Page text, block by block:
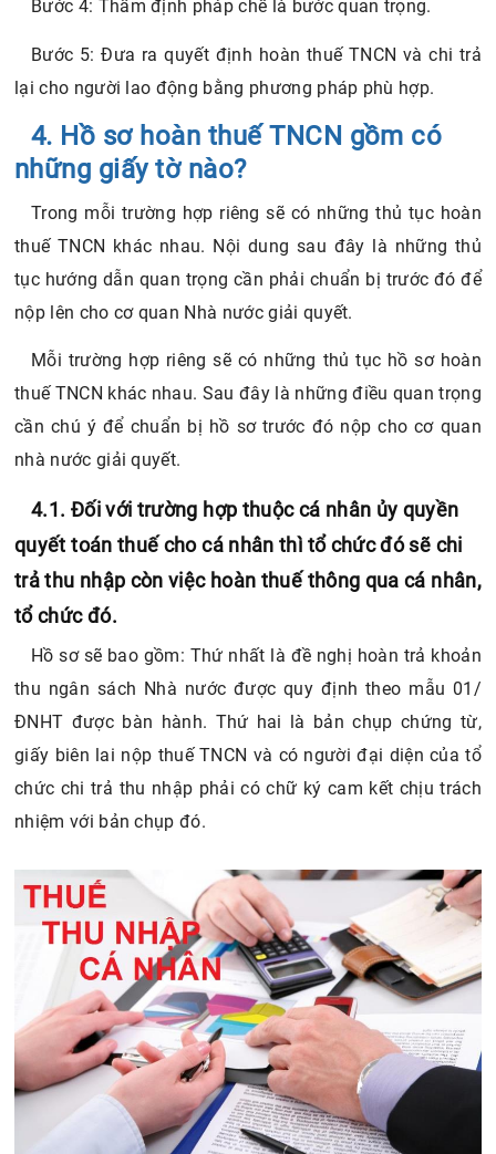
Bước 4: Thẩm định pháp chế là bước quan trọng.
Bước 5: Đưa ra quyết định hoàn thuế TNCN và chi trả
lại cho người lao động bằng phương pháp phù hợp.
4. Hồ sơ hoàn thuế TNCN gồm có
những giấy tờ nào?
Trong mỗi trường hợp riêng sẽ có những thủ tục hoàn
thuế TNCN khác nhau. Nội dung sau đây là những thủ
tục hướng dẫn quan trọng cần phải chuẩn bị trước đó để
nộp lên cho cơ quan Nhà nước giải quyết.
Mỗi trường hợp riêng sẽ có những thủ tục hồ sơ hoàn
thuế TNCN khác nhau. Sau đây là những điều quan trọng
cần chú ý để chuẩn bị hồ sơ trước đó nộp cho cơ quan
nhà nước giải quyết.
4.1. Đối với trường hợp thuộc cá nhân ủy quyền
quyết toán thuế cho cá nhân thì tổ chức đó sẽ chi
trả thu nhập còn việc hoàn thuế thông qua cá nhân,
tổ chức đó.
Hồ sơ sẽ bao gồm: Thứ nhất là đề nghị hoàn trả khoản
thu ngân sách Nhà nước được quy định theo mẫu 01/
ĐNHT được bàn hành. Thứ hai là bản chụp chứng từ,
giấy biên lai nộp thuế TNCN và có người đại diện của tổ
chức chi trả thu nhập phải có chữ ký cam kết chịu trách
nhiệm với bản chụp đó.